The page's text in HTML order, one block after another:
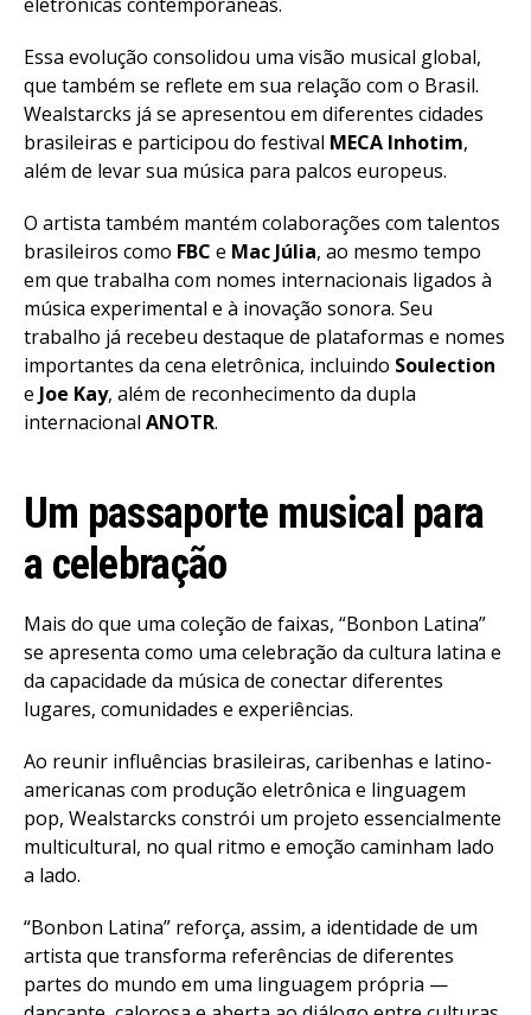
Essa evolução consolidou uma visão musical global,
que também se reflete em sua relação com o Brasil.
Wealstarcks já se apresentou em diferentes cidades
brasileiras e participou do festival MECA Inhotim,
além de levar sua música para palcos europeus.
O artista também mantém colaborações com talentos
brasileiros como FBC e Mac Júlia, ao mesmo tempo
em que trabalha com nomes internacionais ligados à
música experimental e à inovação sonora. Seu
trabalho já recebeu destaque de plataformas e nomes
importantes da cena eletrônica, incluindo Soulection
e Joe Kay, além de reconhecimento da dupla
internacional ANOTR.
Um passaporte musical para
a celebração
Mais do que uma coleção de faixas, “Bonbon Latina”
se apresenta como uma celebração da cultura latina e
da capacidade da música de conectar diferentes
lugares, comunidades e experiências.
Ao reunir influências brasileiras, caribenhas e latino-
americanas com produção eletrônica e linguagem
pop, Wealstarcks constrói um projeto essencialmente
multicultural, no qual ritmo e emoção caminham lado
a lado.
“Bonbon Latina” reforça, assim, a identidade de um
artista que transforma referências de diferentes
partes do mundo em uma linguagem própria —